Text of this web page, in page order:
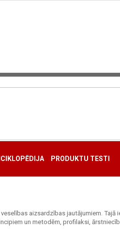
PRODUKTU TESTI
aizsardzības jautājumiem. Tajā
un metodēm, profilaksi,